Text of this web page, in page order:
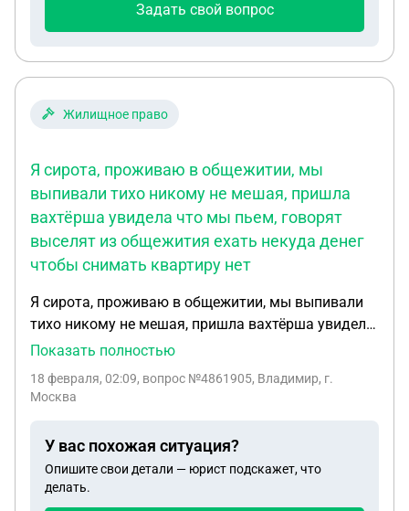
Задать свой вопрос
Жилищное право
Я сирота, проживаю в общежитии, мы
выпивали тихо никому не мешая, пришла
вахтёрша увидела что мы пьем, говорят
выселят из общежития ехать некуда денег
чтобы снимать квартиру нет
Я сирота, проживаю в общежитии, мы выпивали
тихо никому не мешая, пришла вахтёрша увидела
что мы пьем, говорят выселят из общежития
Что делать не знаю.
Показать полностью
18 февраля, 02:09, вопрос №4861905, Владимир, г.
Москва
У вас похожая ситуация?
Опишите свои детали — юрист подскажет, что
делать.